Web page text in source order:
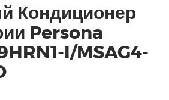
Кондиционер
Persona
I/MSAG4-